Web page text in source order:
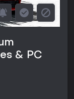
& PC